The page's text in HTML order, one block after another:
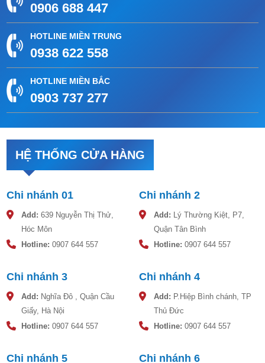
0906 688 447
HOTLINE MIỀN TRUNG
0938 622 558
HOTLINE MIỀN BẮC
0903 737 277
HỆ THỐNG CỬA HÀNG
Chi nhánh 01
Add: 639 Nguyễn Thị Thử,
Hóc Môn
Hotline: 0907 644 557
Chi nhánh 2
Add: Lý Thường Kiệt, P7,
Quận Tân Bình
Hotline: 0907 644 557
Chi nhánh 3
Add: Nghĩa Đô , Quận Cầu
Giấy, Hà Nội
Hotline: 0907 644 557
Chi nhánh 4
Add: P.Hiệp Bình chánh, TP
Thủ Đức
Hotline: 0907 644 557
Chi nhánh 5 Chi nhánh 6